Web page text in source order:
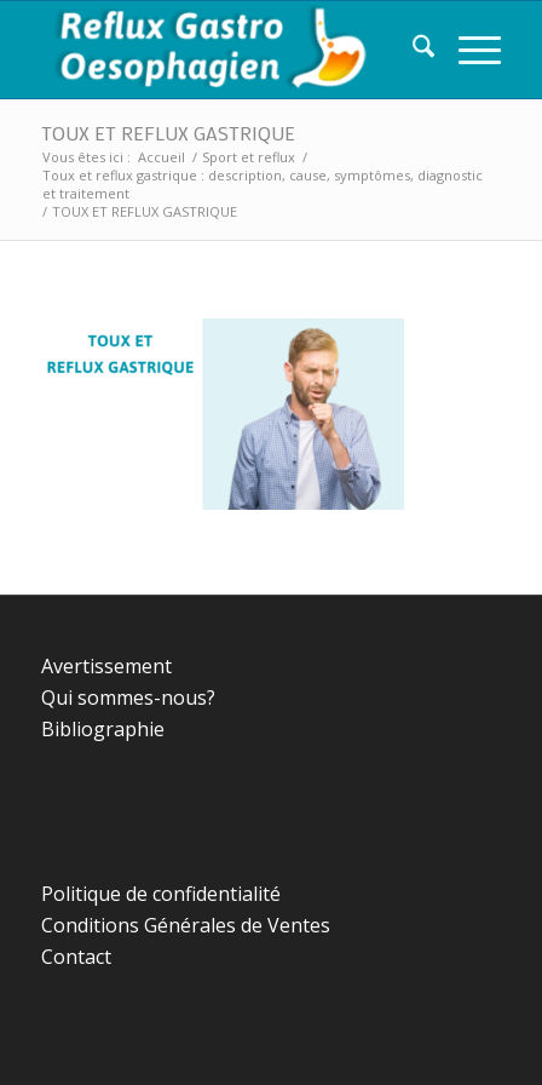
TOUX ET REFLUX GASTRIQUE
Vous êtes ici : Accueil / Sport et reflux /
Toux et reflux gastrique : description, cause, symptômes, diagnostic
et traitement
/ TOUX ET REFLUX GASTRIQUE
Avertissement
Qui sommes-nous?
Bibliographie
Politique de confidentialité
Conditions Générales de Ventes
Contact